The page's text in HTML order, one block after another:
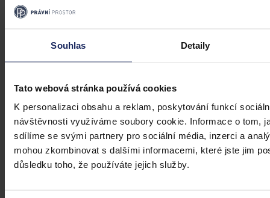
Souhlas Detaily
Tato webová stránka používá cookies
K personalizaci obsahu a reklam, poskytování funkcí
návštěvnosti využíváme soubory cookie. Informace o tom,
sdílíme se svými partnery pro sociální média, inzerci a
mohou zkombinovat s dalšími informacemi, které jste jim
důsledku toho, že používáte jejich služby.
Právní prostor 2026, který se konal 28.-29. dubna 2026, vystoupil s
příspěvkem „Umělá inteligence ve veřejných zakázkách".